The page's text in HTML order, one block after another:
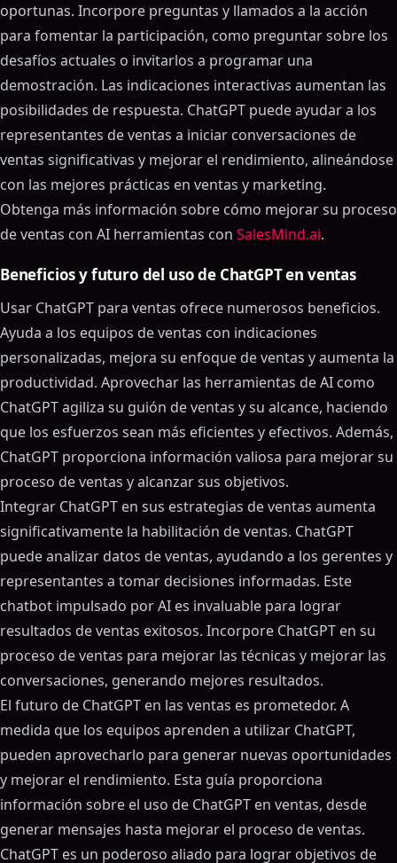
oportunas. Incorpore preguntas y llamados a la acción
para fomentar la participación, como preguntar sobre los
desafíos actuales o invitarlos a programar una
demostración. Las indicaciones interactivas aumentan las
posibilidades de respuesta. ChatGPT puede ayudar a los
representantes de ventas a iniciar conversaciones de
ventas significativas y mejorar el rendimiento, alineándose
con las mejores prácticas en ventas y marketing.
Obtenga más información sobre cómo mejorar su proceso
de ventas con AI herramientas con SalesMind.ai.
Beneficios y futuro del uso de ChatGPT en ventas
Usar ChatGPT para ventas ofrece numerosos beneficios.
Ayuda a los equipos de ventas con indicaciones
personalizadas, mejora su enfoque de ventas y aumenta la
productividad. Aprovechar las herramientas de AI como
ChatGPT agiliza su guión de ventas y su alcance, haciendo
que los esfuerzos sean más eficientes y efectivos. Además,
ChatGPT proporciona información valiosa para mejorar su
proceso de ventas y alcanzar sus objetivos.
Integrar ChatGPT en sus estrategias de ventas aumenta
significativamente la habilitación de ventas. ChatGPT
puede analizar datos de ventas, ayudando a los gerentes y
representantes a tomar decisiones informadas. Este
chatbot impulsado por AI es invaluable para lograr
resultados de ventas exitosos. Incorpore ChatGPT en su
proceso de ventas para mejorar las técnicas y mejorar las
conversaciones, generando mejores resultados.
El futuro de ChatGPT en las ventas es prometedor. A
medida que los equipos aprenden a utilizar ChatGPT,
pueden aprovecharlo para generar nuevas oportunidades
y mejorar el rendimiento. Esta guía proporciona
información sobre el uso de ChatGPT en ventas, desde
generar mensajes hasta mejorar el proceso de ventas.
ChatGPT es un poderoso aliado para lograr objetivos de